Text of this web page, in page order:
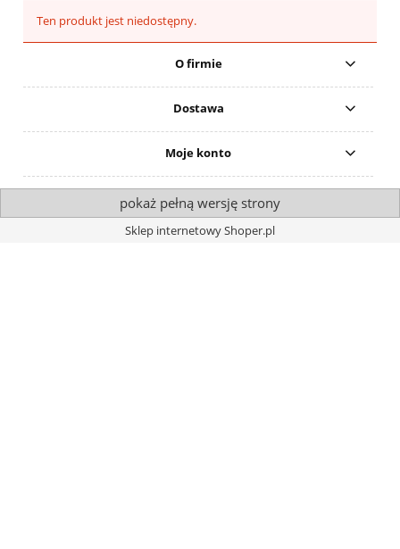
Ten produkt jest niedostępny.
O firmie
Dostawa
Moje konto
pokaż pełną wersję strony
Sklep internetowy Shoper.pl